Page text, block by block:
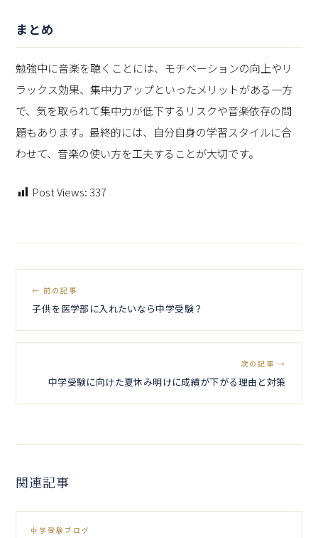
まとめ
勉強中に音楽を聴くことには、モチベーションの向上やリ
ラックス効果、集中力アップといったメリットがある一方
で、気を取られて集中力が低下するリスクや音楽依存の問
題もあります。最終的には、自分自身の学習スタイルに合
わせて、音楽の使い方を工夫することが大切です。
Post Views: 337
← 前の記事
子供を医学部に入れたいなら中学受験？
次の記事 →
中学受験に向けた夏休み明けに成績が下がる理由と対策
関連記事
中学受験ブログ